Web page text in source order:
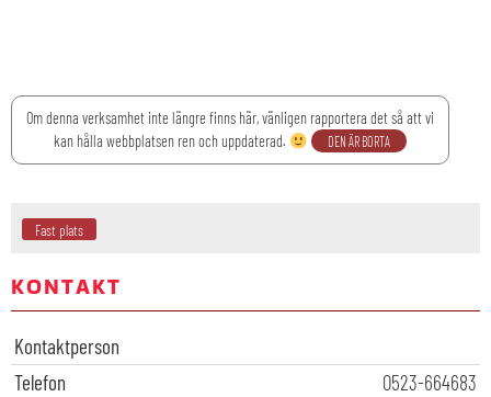
Om denna verksamhet inte längre finns här, vänligen rapportera det så att vi
kan hålla webbplatsen ren och uppdaterad.
DEN ÄR BORTA
Fast plats
KONTAKT
Kontaktperson
Telefon
0523-664683